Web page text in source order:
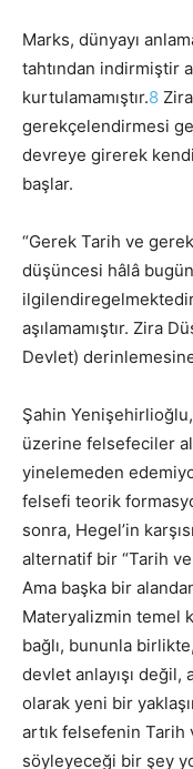
Marks, dünyayı
tahtından indirmiştir
kurtulamamıştır.8
gerekçelendirmesi
devreye girerek
başlar.
“Gerek Tarih ve
düşüncesi hâlâ
aşılamamıştır. Zira
Devlet)
Şahin
üzerine felsefeciler
yinelemeden
felsefi teorik
sonra, Hegel’in
alternatif bir “Tarih ve
Ama başka bir
Materyalizmin temel
bağlı, bununla
devlet anlayışı
olarak yeni bir
artık felsefenin Tarih
söyleyeceği bir şey